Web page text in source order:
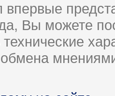
впервые
Вы можете
технические